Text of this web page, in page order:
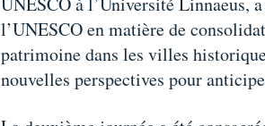
l’UNESCO en matière de
patrimoine dans les villes
nouvelles perspectives pour